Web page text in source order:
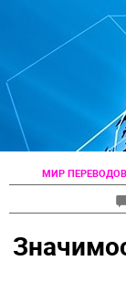
МИР ПЕРЕВОДОВ